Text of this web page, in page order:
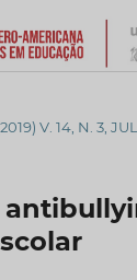
V. 14, N. 3,